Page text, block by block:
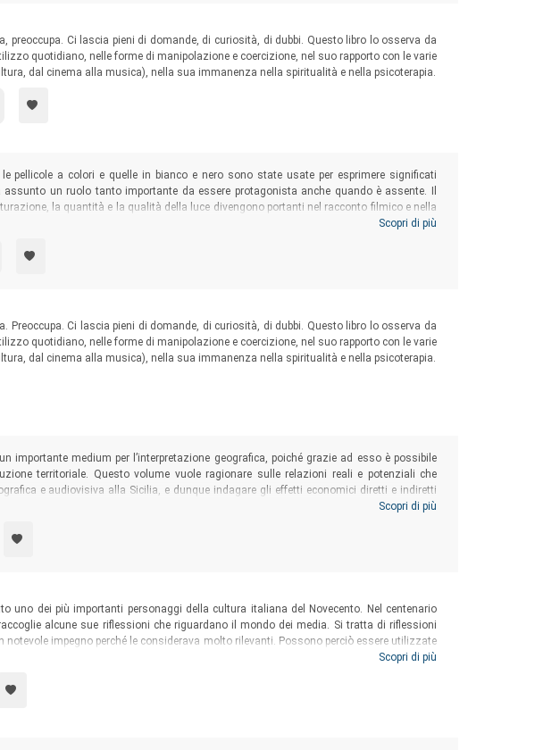
preoccupa. Ci lascia pieni di domande, di curiosità, di dubbi. Questo libro lo osserva da
quotidiano, nelle forme di manipolazione e coercizione, nel suo rapporto con le varie
dal cinema alla musica), nella sua immanenza nella spiritualità e nella psicoterapia.
non si può tacere
pellicole a colori e quelle in bianco e nero sono state usate per esprimere significati
un ruolo tanto importante da essere protagonista anche quando è assente. Il
la quantità e la qualità della luce divengono portanti nel racconto filmico e nella
Ma come si esprime questo racconto nell’esperienza di chi quei colori, quella luce,
percepire?
Scopri di più
e disabilità visive
Preoccupa. Ci lascia pieni di domande, di curiosità, di dubbi. Questo libro lo osserva da
quotidiano, nelle forme di manipolazione e coercizione, nel suo rapporto con le varie
dal cinema alla musica), nella sua immanenza nella spiritualità e nella psicoterapia.
importante medium per l’interpretazione geografica, poiché grazie ad esso è possibile
territoriale. Questo volume vuole ragionare sulle relazioni reali e potenziali che
e audiovisiva alla Sicilia, e dunque indagare gli effetti economici diretti e indiretti
al sistema turistico. I saggi raccolti, seguendo un approccio teorico-descrittivo,
di un atlante ragionato sulla relazione diacronica fra cinema e Sicilia.
Scopri di più
di celluloide
uno dei più importanti personaggi della cultura italiana del Novecento. Nel centenario
alcune sue riflessioni che riguardano il mondo dei media. Si tratta di riflessioni
notevole impegno perché le considerava molto rilevanti. Possono perciò essere utilizzate
il funzionamento di due strumenti di comunicazione estremamente importanti: il
Scopri di più
i media